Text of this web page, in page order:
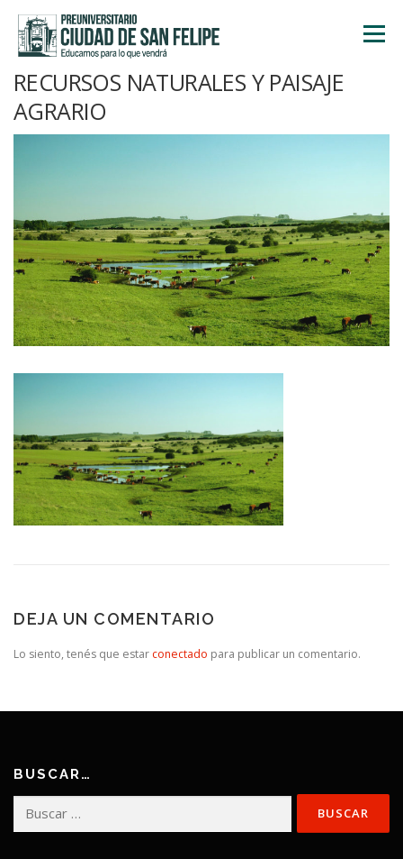
contenido
Menú
INICIO NOSOTROS
RECURSOS NATURALES Y PAISAJE
AGRARIO
DEJA UN COMENTARIO
Lo siento, tenés que estar conectado para publicar un comentario.
BUSCAR…